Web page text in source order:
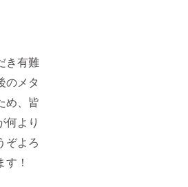
き有難
のメタ
め、皆
何より
ぞよろ
！